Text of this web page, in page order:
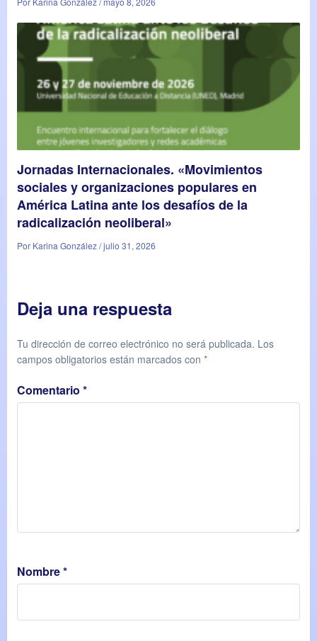
Jornadas Internacionales. «Movimientos
sociales y organizaciones populares en
América Latina ante los desafíos de la
radicalización neoliberal»
Por Karina González / julio 31, 2026
Deja una respuesta
Tu dirección de correo electrónico no será publicada. Los
campos obligatorios están marcados con *
Comentario *
Nombre*